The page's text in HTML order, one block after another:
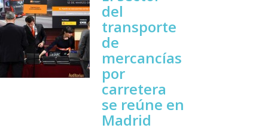
del
transporte
de
mercancí­as
por
carretera
se reúne en
Madrid